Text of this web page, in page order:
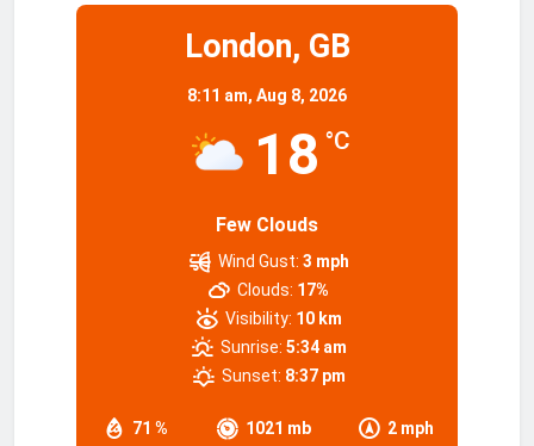
London, GB
8:11 am, Aug 8, 2026
18 °C
Few Clouds
71 % 1021 mb 2 mph
Wind Gust: 3 mph
Clouds: 17%
Visibility: 10 km
Sunrise: 5:34 am
Sunset: 8:37 pm